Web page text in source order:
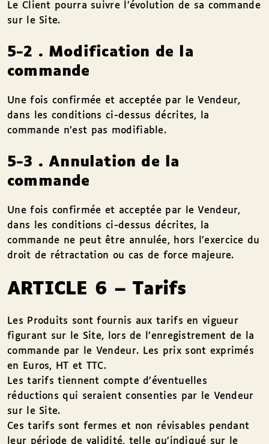
Le Client pourra suivre l’évolution de sa commande
sur le Site.
5-2 . Modification de la
commande
Une fois confirmée et acceptée par le Vendeur,
dans les conditions ci-dessus décrites, la
commande n’est pas modifiable.
5-3 . Annulation de la
commande
Une fois confirmée et acceptée par le Vendeur,
dans les conditions ci-dessus décrites, la
commande ne peut être annulée, hors l’exercice du
droit de rétractation ou cas de force majeure.
ARTICLE 6 – Tarifs
Les Produits sont fournis aux tarifs en vigueur
figurant sur le Site, lors de l’enregistrement de la
commande par le Vendeur. Les prix sont exprimés
en Euros, HT et TTC.
Les tarifs tiennent compte d’éventuelles
réductions qui seraient consenties par le Vendeur
sur le Site.
Ces tarifs sont fermes et non révisables pendant
leur période de validité, telle qu’indiqué sur le